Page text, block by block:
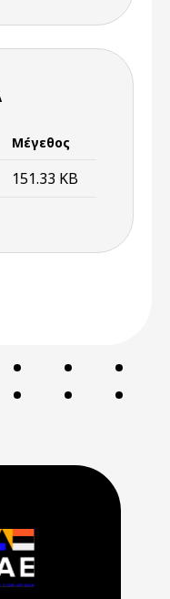
Μέγεθος
151.33 KB